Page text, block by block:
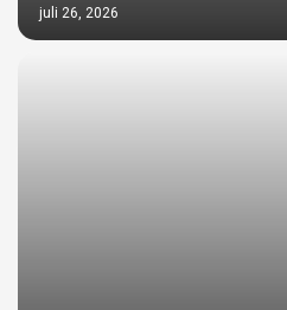
juli 26, 2026